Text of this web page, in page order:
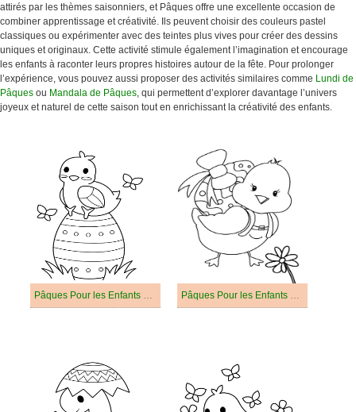
attirés par les thèmes saisonniers, et Pâques offre une excellente occasion de
combiner apprentissage et créativité. Ils peuvent choisir des couleurs pastel
classiques ou expérimenter avec des teintes plus vives pour créer des dessins
uniques et originaux. Cette activité stimule également l’imagination et encourage
les enfants à raconter leurs propres histoires autour de la fête. Pour prolonger
l’expérience, vous pouvez aussi proposer des activités similaires comme Lundi de
Pâques ou Mandala de Pâques, qui permettent d’explorer davantage l’univers
joyeux et naturel de cette saison tout en enrichissant la créativité des enfants.
Pâques Pour les Enfants de 1 An Pâques Pour les Enfants de 2 Ans